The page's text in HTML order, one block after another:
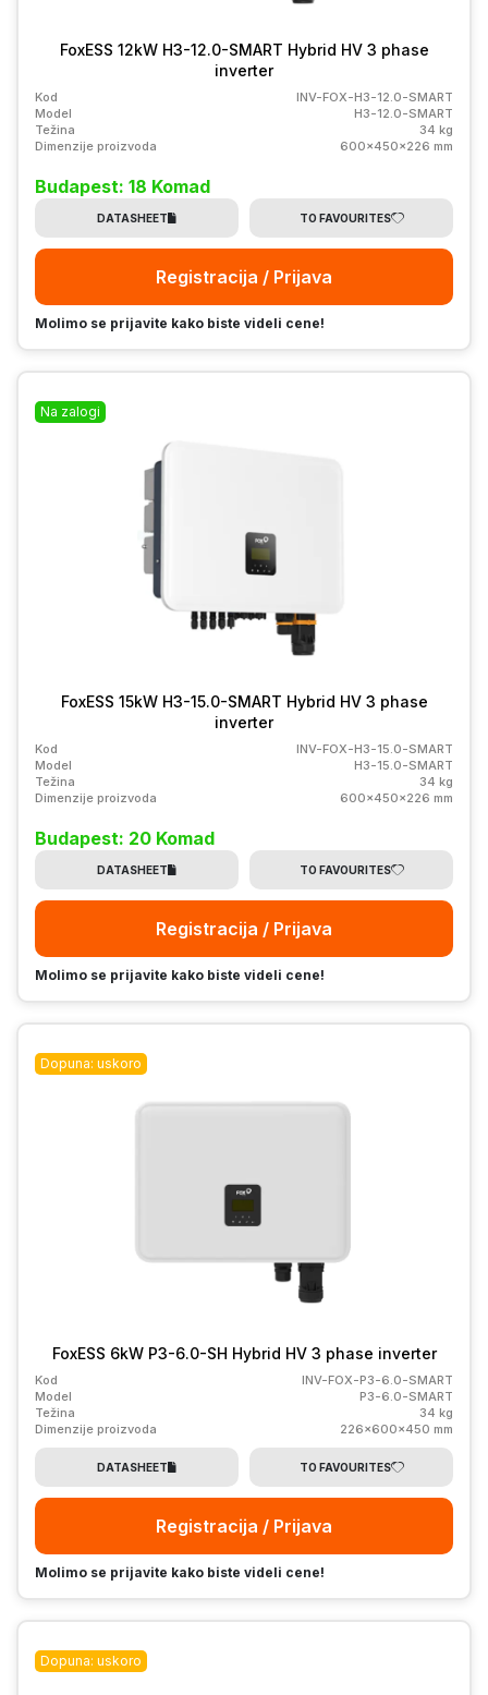
FoxESS 12kW H3-12.0-SMART Hybrid HV 3 phase
inverter
Kod
INV-FOX-H3-12.0-SMART
Model
H3-12.0-SMART
Težina
34 kg
Dimenzije proizvoda
600x450x226 mm
Budapest: 18 Komad
DATASHEET TO FAVOURITES
Registracija / Prijava
Molimo se prijavite kako biste videli cene!
Na zalogi
FoxESS 15kW H3-15.0-SMART Hybrid HV 3 phase
inverter
Kod
INV-FOX-H3-15.0-SMART
Model
H3-15.0-SMART
Težina
34 kg
Dimenzije proizvoda
600x450x226 mm
Budapest: 20 Komad
DATASHEET TO FAVOURITES
Registracija / Prijava
Molimo se prijavite kako biste videli cene!
Dopuna: uskoro
FoxESS 6kW P3-6.0-SH Hybrid HV 3 phase inverter
Kod
INV-FOX-P3-6.0-SMART
Model
P3-6.0-SMART
Težina
34 kg
Dimenzije proizvoda
226x600x450 mm
DATASHEET TO FAVOURITES
Registracija / Prijava
Molimo se prijavite kako biste videli cene!
Dopuna: uskoro